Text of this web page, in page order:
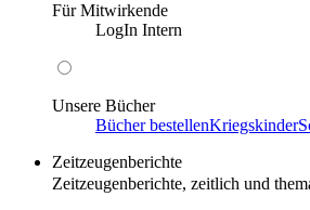
Für Mitwirkende
LogIn Intern
Unsere Bücher
Bücher bestellenKriegskinder
Zeitzeugenberichte
Zeitzeugenberichte, zeitlich und